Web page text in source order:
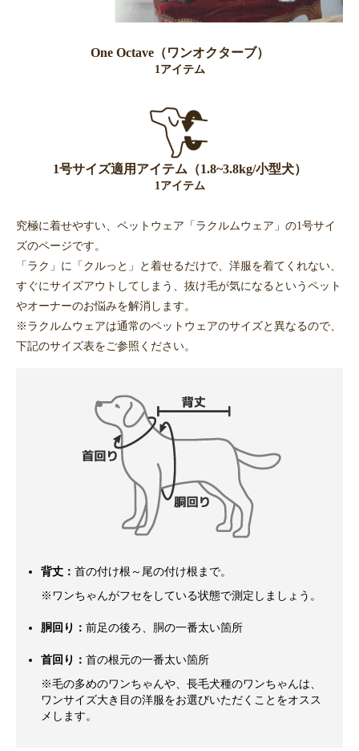
One Octave（ワンオクターブ）
1アイテム
1号サイズ適用アイテム（1.8~3.8kg/小型犬）
1アイテム
究極に着せやすい、ペットウェア「ラクルムウェア」の1号サイ
ズのページです。
「ラク」に「クルっと」と着せるだけで、洋服を着てくれない、
すぐにサイズアウトしてしまう、抜け毛が気になるというペット
やオーナーのお悩みを解消します。
※ラクルムウェアは通常のペットウェアのサイズと異なるので、
下記のサイズ表をご参照ください。
背丈： 首の付け根～尾の付け根まで。
※ワンちゃんがフセをしている状態で測定しましょう。
胴回り： 前足の後ろ、胴の一番太い箇所
首回り： 首の根元の一番太い箇所
※毛の多めのワンちゃんや、長毛犬種のワンちゃんは、
ワンサイズ大き目の洋服をお選びいただくことをオスス
メします。